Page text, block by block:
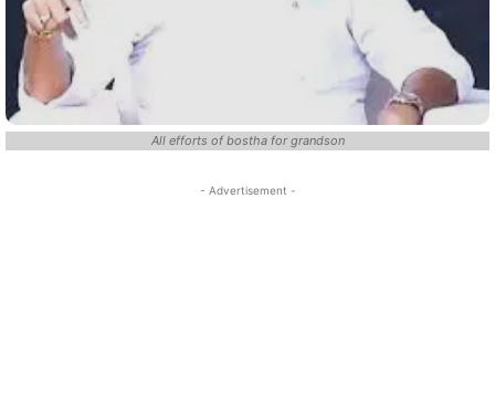
All efforts of bostha for grandson
- Advertisement -